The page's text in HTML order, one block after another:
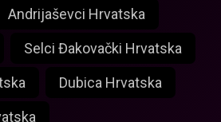
Andrijaševci Hrvatska
Selci Đakovački Hrvatska
Dubica Hrvatska